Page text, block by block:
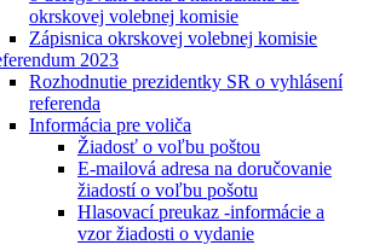
okrskovej volebnej komisie
Zápisnica okrskovej volebnej komisie
2023
Rozhodnutie prezidentky SR o vyhlásení
referenda
Informácia pre voliča
Žiadosť o voľbu poštou
E-mailová adresa na doručovanie
žiadostí o voľbu pošotu
Hlasovací preukaz -informácie a
vzor žiadosti o vydanie